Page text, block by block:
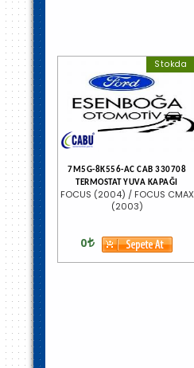
Stokda
7M5G-8K556-AC CAB 330708
TERMOSTAT YUVA KAPAĞI
FOCUS (2004) / FOCUS CMAX
(2003)
0